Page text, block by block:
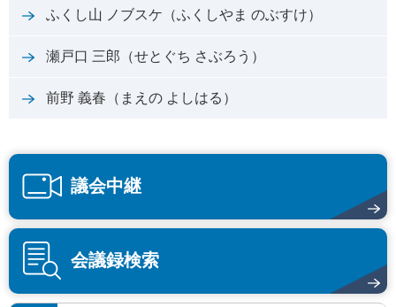
ふくし山 ノブスケ（ふくしやま のぶすけ）
瀬戸口 三郎（せとぐち さぶろう）
前野 義春（まえの よしはる）
議会中継
会議録検索